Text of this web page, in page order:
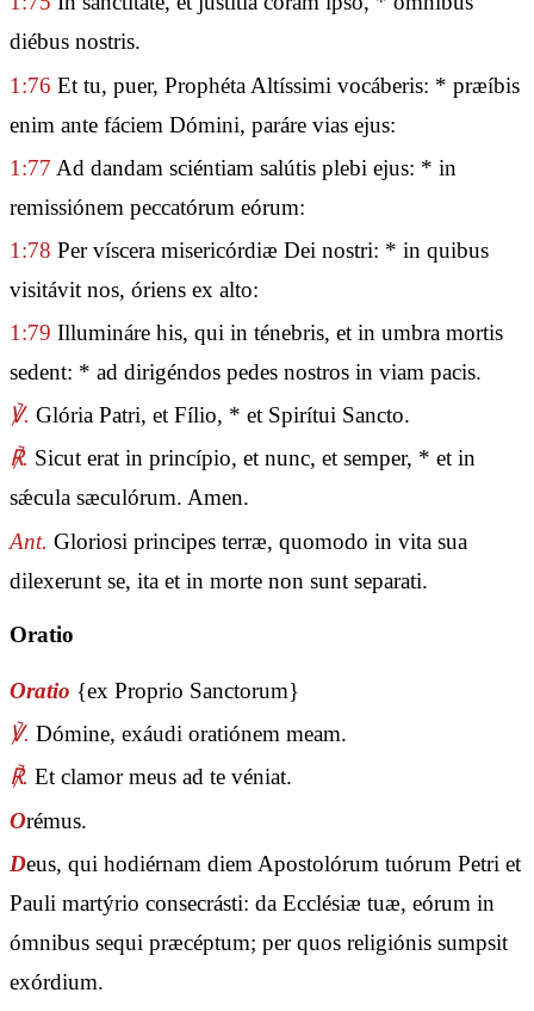
diébus nostris.
1:76 Et tu, puer, Prophéta Altíssimi vocáberis: * præíbis
enim ante fáciem Dómini, paráre vias ejus:
1:77 Ad dandam sciéntiam salútis plebi ejus: * in
remissiónem peccatórum eórum:
1:78 Per víscera misericórdiæ Dei nostri: * in quibus
visitávit nos, óriens ex alto:
1:79 Illumináre his, qui in ténebris, et in umbra mortis
sedent: * ad dirigéndos pedes nostros in viam pacis.
℣. Glória Patri, et Fílio, * et Spirítui Sancto.
℟. Sicut erat in princípio, et nunc, et semper, * et in
sǽcula sæculórum. Amen.
Ant. Gloriosi principes terræ, quomodo in vita sua
dilexerunt se, ita et in morte non sunt separati.
Oratio
Oratio {ex Proprio Sanctorum}
℣. Dómine, exáudi oratiónem meam.
℟. Et clamor meus ad te véniat.
Orémus.
Deus, qui hodiérnam diem Apostolórum tuórum Petri et
Pauli martýrio consecrásti: da Ecclésiæ tuæ, eórum in
ómnibus sequi præcéptum; per quos religiónis sumpsit
exórdium.